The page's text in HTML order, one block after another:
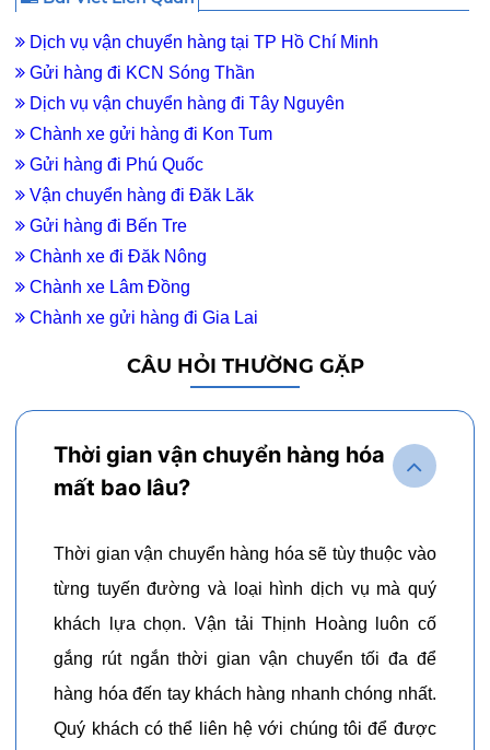
Dịch vụ vận chuyển hàng tại TP Hồ Chí Minh
Gửi hàng đi KCN Sóng Thần
Dịch vụ vận chuyển hàng đi Tây Nguyên
Chành xe gửi hàng đi Kon Tum
Gửi hàng đi Phú Quốc
Vận chuyển hàng đi Đăk Lăk
Gửi hàng đi Bến Tre
Chành xe đi Đăk Nông
Chành xe Lâm Đồng
Chành xe gửi hàng đi Gia Lai
CÂU HỎI THƯỜNG GẶP
Thời gian vận chuyển hàng hóa
mất bao lâu?
Thời gian vận chuyển hàng hóa sẽ tùy thuộc vào
từng tuyến đường và loại hình dịch vụ mà quý
khách lựa chọn. Vận tải Thịnh Hoàng luôn cố
gắng rút ngắn thời gian vận chuyển tối đa để
hàng hóa đến tay khách hàng nhanh chóng nhất.
Quý khách có thể liên hệ với chúng tôi để được